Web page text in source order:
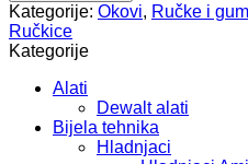
Kategorije: Okovi, Ručke i
Ručkice
Kategorije
Alati
Dewalt alati
Bijela tehnika
Hladnjaci